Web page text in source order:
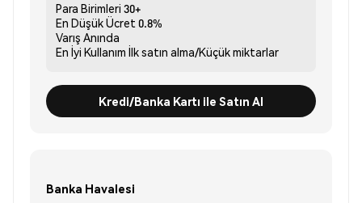
Para Birimleri 30+
En Düşük Ücret 0.8%
Varış Anında
En İyi Kullanım İlk satın alma/Küçük miktarlar
Kredi/Banka Kartı ile Satın Al
Banka Havalesi